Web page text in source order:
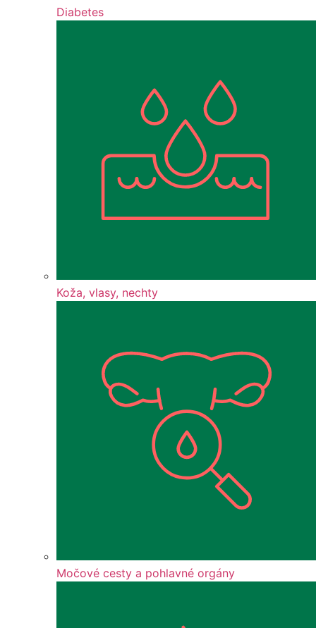
Diabetes
Koža, vlasy, nechty
Močové cesty a pohlavné orgány